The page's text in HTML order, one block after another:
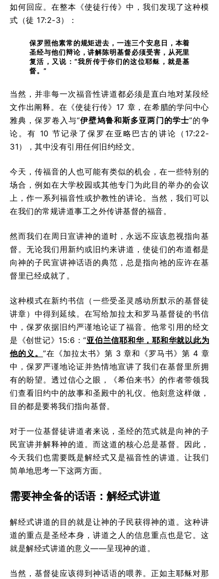
如何回应。在整本《使徒行传》中，我们发现了这种模
式（徒 17:2-3）：
保罗照他素常的规矩进去，一连三个安息日，本着
圣经与他们辩论，讲解陈明基督必须受害，从死里
复活，又说：“我所传于你们的这位耶稣，就是基
督。”
当然，并非每一次福音性讲道都必须是直白地对某段经
文作出阐释。在《使徒行传》17 章，在希腊的学问中心
雅典，保罗卷入与“伊壁鸠鲁和斯多亚两门的学士”的争
论。有 10 节记录了保罗在亚略巴古的讲论（17:22-
31），其中没有引用任何旧约经文。
今天，传福音的人也可能有类似的机会，在一些特别的
场合，例如在大学校园或其他专门为此目的举办的会议
上，作一系列福音性或护教性的讲论。当然，我们可以
在我们的常规讲道事工之外传讲基督的福音。
然而我们在周日宣讲神的道时，永远不应该忽视指向基
督。无论我们用新约或旧约来讲道，使徒们的布道都是
向神的子民宣讲神话语的典范，总是指向祂的应许在基
督里已经成就了。
这种模式在新约书信（一些受圣灵感动所默示的基督徒
讲章）中得到延续。在写给加拉太和罗马基督徒的书信
中，保罗依据旧约严谨地论证了福音。他常引用的经文
是《创世记》15:6：“亚伯兰信耶和华，耶和华就以此为
他的义。 ”在《加拉太书》第 3 章和《罗马书》第 4 章
中，保罗严谨地论证并热情地宣讲了我们在基督里所拥
有的盼望。透过信心之眼，《希伯来书》的作者带领我
们查看旧约中的故事和圣殿中的礼仪。他刻意这样做，
目的都是要将我们指向基督。
对于一位基督徒讲道者来说，圣经的范式就是向神的子
民宣讲并解释神的道。而这道的核心总是基督。因此，
今天我们也需要既是解经式又是福音性的讲道。让我们
简单地思考一下这两方面。
需要神全备的话语：解经式讲道
解经式讲道的目的就是让神的子民获得神的道。这种讲
道的重点是圣经本身，讲道之人的信息重点也是它。这
就是解经式讲道的意义——呈现神的道。
当然，基督徒应该得到神话语的喂养。正如主耶稣对那